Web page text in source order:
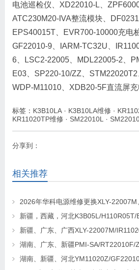
电池巡检仪、XD22010-L、
ATC230M20-IVA整流模块、
EPS40015T、EVR700-10000充电
GF22010-9、IARM-TC32U、
6、LSC2-22005、MDL22005-2、
E03、SP220-10/ZZ、STM22020T2
WDP-M11010、XDB20-5F直流屏充
标签： K3B10LA · K3B10LA维修 ·
KR11020TP维修 · SM22010L ·
分享到：
相关推荐